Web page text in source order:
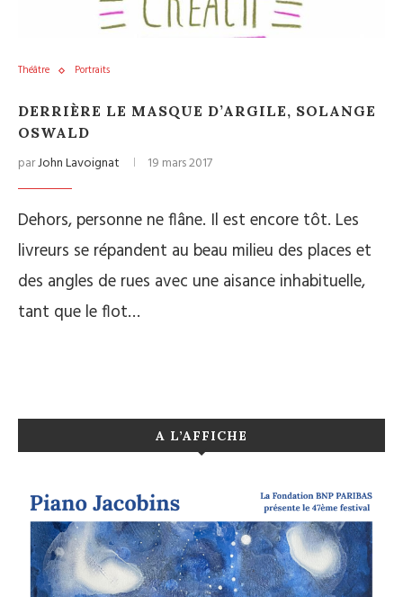
Théâtre Portraits
DERRIÈRE LE MASQUE D’ARGILE, SOLANGE
OSWALD
parJohn Lavoignat 19 mars 2017
Dehors, personne ne flâne. Il est encore tôt. Les
livreurs se répandent au beau milieu des places et
des angles de rues avec une aisance inhabituelle,
tant que le flot…
A L’AFFICHE